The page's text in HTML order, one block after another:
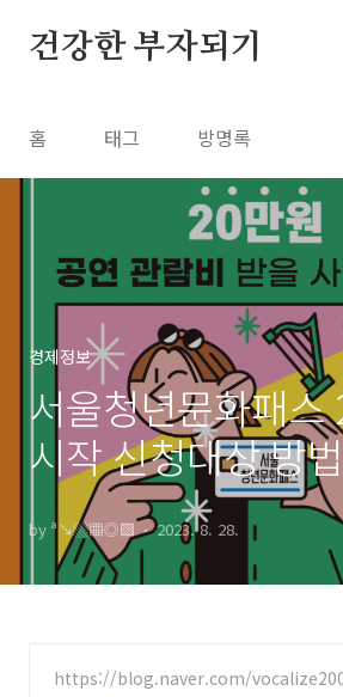
건강한 부자되기
홈 태그 방명록
경제정보
서울청년문화패스
시작 신청대상 방
알아보기
by ª↘▒▦◎▩ 2023. 8. 28.
https://blog.naver.com/